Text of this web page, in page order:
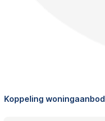
Koppeling woningaanbod